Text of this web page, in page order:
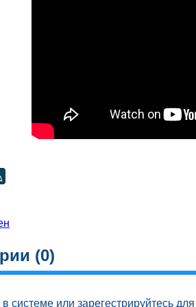
(0)
в системе или зарегестрируйтесьдля